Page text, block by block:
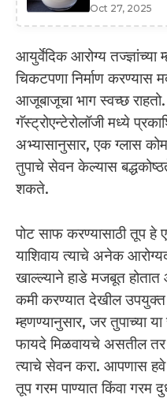
Oct 27, 2025
आयुर्वेदिक आरोग्य तज्ज्ञांच्या
चिकटपणा निर्माण
आजूबाजूचा भाग स्वच्छ
गॅस्ट्रोएन्टेरोलॉजी मध्ये
अभ्यासानुसार, एक ग्लास
तुपाचे सेवन केल्यास
शकते.
पोट साफ करण्यासाठी तूप
याशिवाय त्याचे अनेक
खाल्ल्याने हाडे मजबूत
कमी करण्यात देखील
म्हणण्यानुसार, जर तुपाच्या या
फायदे मिळवायचे असतील तर
त्याचे सेवन करा. आपणास
तूप गरम पाण्यात किंवा गरम